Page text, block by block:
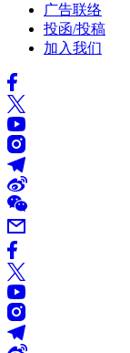
广告联络
投函/投稿
加入我们